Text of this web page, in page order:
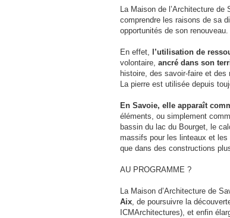
La Maison de l’Architecture
comprendre les raisons de sa
opportunités de son renouveau.
En effet, l’utilisation de
volontaire, ancré dans son
histoire, des savoir-faire et
La pierre est utilisée depuis
En Savoie, elle apparaît
éléments, ou simplement
bassin du lac du Bourget, le
massifs pour les linteaux et
que dans des constructions
AU PROGRAMME ?
La Maison d’Architecture de
Aix, de poursuivre la
ICMArchitectures), et enfin